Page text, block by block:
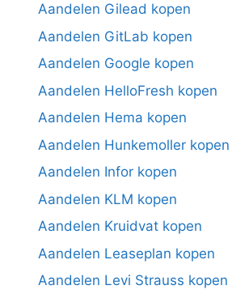
Aandelen Gilead kopen
Aandelen GitLab kopen
Aandelen Google kopen
Aandelen HelloFresh kopen
Aandelen Hema kopen
Aandelen Hunkemoller kopen
Aandelen Infor kopen
Aandelen KLM kopen
Aandelen Kruidvat kopen
Aandelen Leaseplan kopen
Aandelen Levi Strauss kopen